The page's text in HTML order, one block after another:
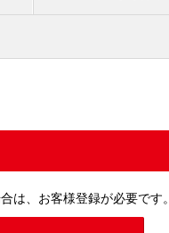
は、お客様登録が必要です。